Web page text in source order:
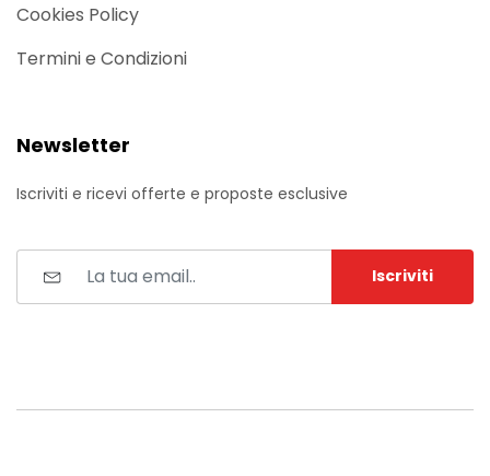
Cookies Policy
Termini e Condizioni
Newsletter
Iscriviti e ricevi offerte e proposte esclusive
Iscriviti